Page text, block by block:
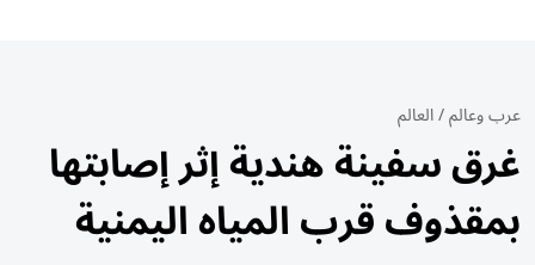
عرب وعالم/العالم
غرق سفينة هندية إثر إصابتها
بمقذوف قرب المياه اليمنية